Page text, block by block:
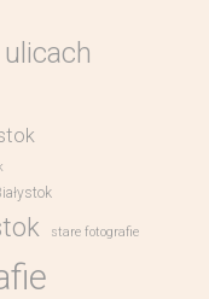
stare fotografie